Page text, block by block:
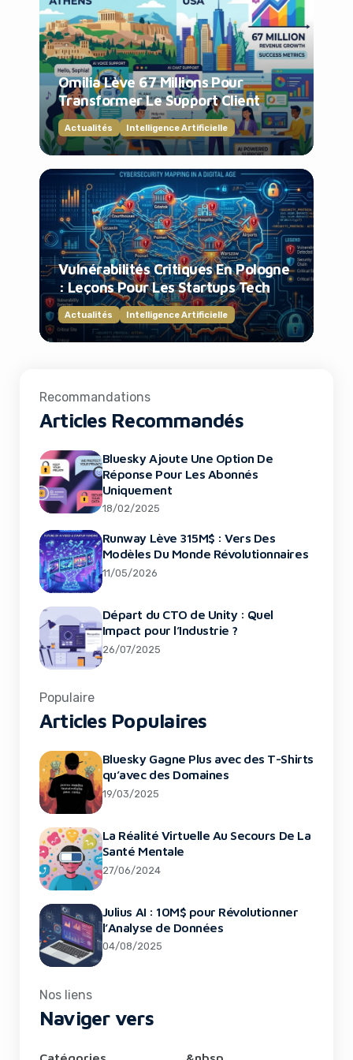
Omilia Lève 67 Millions Pour
Transformer Le Support Client
Actualités Intelligence Artificielle
Vulnérabilités Critiques En Pologne
: Leçons Pour Les Startups Tech
Actualités Intelligence Artificielle
Recommandations
Articles Recommandés
Bluesky Ajoute Une Option De
Réponse Pour Les Abonnés
Uniquement
18/02/2025
Runway Lève 315M$ : Vers Des
Modèles Du Monde Révolutionnaires
11/05/2026
Départ du CTO de Unity : Quel
Impact pour l’Industrie ?
26/07/2025
Populaire
Articles Populaires
Bluesky Gagne Plus avec des T-Shirts
qu’avec des Domaines
19/03/2025
La Réalité Virtuelle Au Secours De La
Santé Mentale
27/06/2024
Julius AI : 10M$ pour Révolutionner
l’Analyse de Données
04/08/2025
Nos liens
Naviger vers